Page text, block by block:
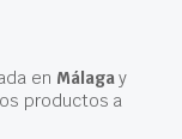
en Málagay
productos a